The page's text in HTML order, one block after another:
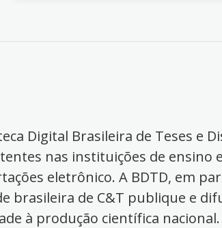
Digital Brasileira de Teses e
nas instituições de ensino
eletrônico. A BDTD, em
brasileira de C&T publique e
à produção científica nacional.